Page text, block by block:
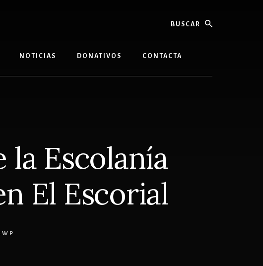
NOTICIAS DONATIVOS CONTACTA
la Escolanía
El Escorial